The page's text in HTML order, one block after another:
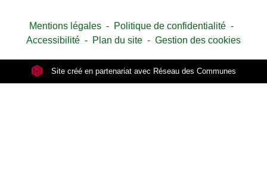
Mentions légales - Politique de confidentialité -
Accessibilité - Plan du site - Gestion des cookies
Site créé en partenariat avec Réseau des Communes